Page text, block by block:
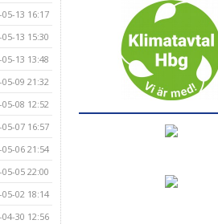
05-13 16:17
13 15:30
13 13:48
05-09 21:32
05-08 12:52
05-07 16:57
05-06 21:54
05 22:00
05-02 18:14
04-30 12:56